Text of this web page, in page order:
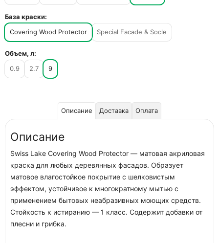
База краски:
Covering Wood Protector
Special Facade & Socle
Объем, л:
0.9
2.7 9
Описание Доставка Оплата
Описание
Swiss Lake Covering Wood Protector — матовая акриловая
краска для любых деревянных фасадов. Образует
матовое влагостойкое покрытие с шелковистым
эффектом, устойчивое к многократному мытью с
применением бытовых неабразивных моющих средств.
Стойкость к истиранию — 1 класс. Содержит добавки от
плесни и грибка.